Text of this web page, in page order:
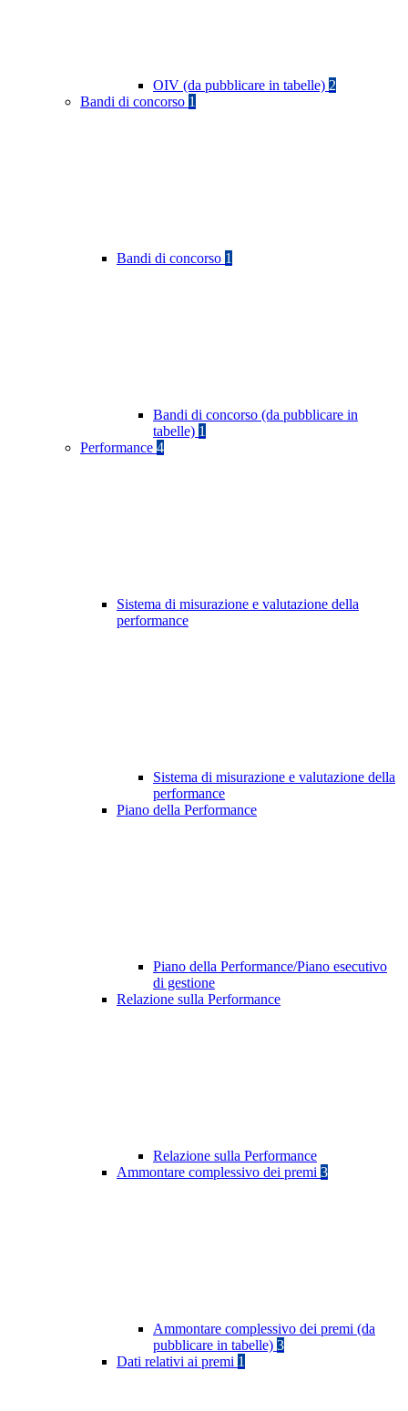
OIV (da pubblicare in tabelle) 2
Bandi di concorso 1
Bandi di concorso 1
Bandi di concorso (da pubblicare in
tabelle) 1
Performance 4
Sistema di misurazione e valutazione della
performance
Sistema di misurazione e valutazione della
performance
Piano della Performance
Piano della Performance/Piano esecutivo
di gestione
Relazione sulla Performance
Relazione sulla Performance
Ammontare complessivo dei premi 3
Ammontare complessivo dei premi (da
pubblicare in tabelle) 3
Dati relativi ai premi 1